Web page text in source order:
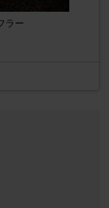
ラー